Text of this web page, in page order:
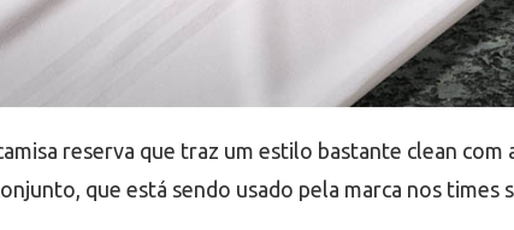
reserva que traz um estilo bastante clean
que está sendo usado pela marca nos times